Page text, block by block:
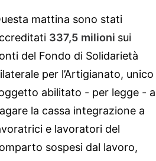
mattina sono stati
337,5 milioni sui
del Fondo di Solidarietà
per l’Artigianato, unico
abilitato - per legge - a
la cassa integrazione a
e lavoratori del
sospesi dal lavoro,